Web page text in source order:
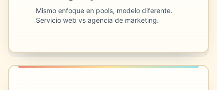
Mismo enfoque en pools, modelo diferente.
Servicio web vs agencia de marketing.